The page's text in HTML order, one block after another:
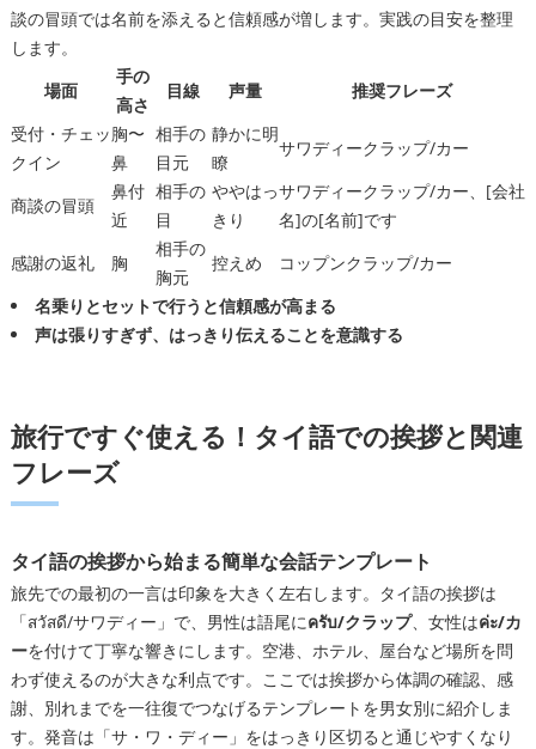
談の冒頭では名前を添えると信頼感が増します。実践の目安を整理
します。
場面
手の
高さ
目線 声量
推奨フレーズ
受付・チェッ
クイン
胸〜
鼻
相手の
目元
静かに明
瞭
サワディークラップ/カー
商談の冒頭
鼻付
近
相手の
目
ややはっ
きり
サワディークラップ/カー、[会社
名]の[名前]です
感謝の返礼
胸
相手の
胸元
控えめ
コップンクラップ/カー
名乗りとセットで行うと信頼感が高まる
声は張りすぎず、はっきり伝えることを意識する
旅行ですぐ使える！タイ語での挨拶と関連
フレーズ
タイ語の挨拶から始まる簡単な会話テンプレート
旅先での最初の一言は印象を大きく左右します。タイ語の挨拶は
「สวัสดี/サワディー」で、男性は語尾にครับ/クラップ、女性はค่ะ/カ
ーを付けて丁寧な響きにします。空港、ホテル、屋台など場所を問
わず使えるのが大きな利点です。ここでは挨拶から体調の確認、感
謝、別れまでを一往復でつなげるテンプレートを男女別に紹介しま
す。発音は「サ・ワ・ディー」をはっきり区切ると通じやすくなり